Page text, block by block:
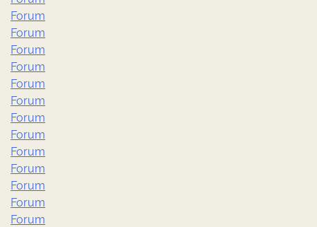
Forum
Forum
Forum
Forum
Forum
Forum
Forum
Forum
Forum
Forum
Forum
Forum
Forum